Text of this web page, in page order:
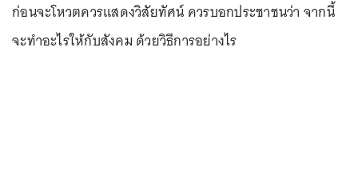
ก่อนจะโหวตควรแสดงวิสัยทัศน์ ควรบอกประชาชนว่า จากนี้
จะทำอะไรให้กับสังคม ด้วยวิธีการอย่างไร